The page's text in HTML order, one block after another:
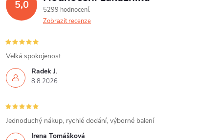
5,0
5299 hodnocení
Zobrazit recenze
Radek J.
8.8.2026
Velká spokojenost.
Irena Tomášková
Jednoduchý nákup, rychlé dodání, výborné balení